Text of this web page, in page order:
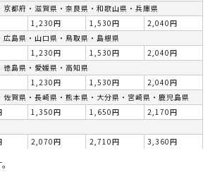
京都府・滋賀県・奈良県・和歌山県・兵庫県
1,230円 1,530円
2,040円
広島県・山口県・鳥取県・島根県
1,230円 1,530円
2,040円
徳島県・愛媛県・高知県
1,230円 1,530円
2,040円
佐賀県・長崎県・熊本県・大分県・宮崎県・鹿児島県
1,350円 1,650円
2,170円
2,070円 2,710円 3,360円